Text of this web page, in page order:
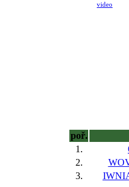
video
poř.
1.
2.
3.